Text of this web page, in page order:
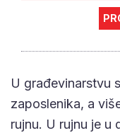
U građevinarstvu
zaposlenika, a
rujnu. U rujnu je u